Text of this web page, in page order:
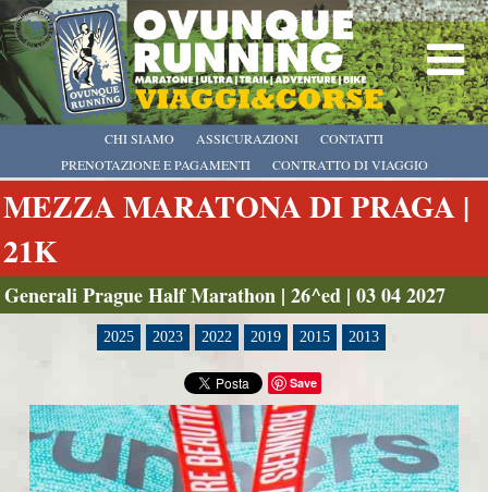
CHI SIAMO
PRENOTAZIONE E PAGAMENTI
CONTRATTO DI VIAGGIO
ASSICURAZIONI CONTATTI
MEZZA MARATONA DI PRAGA |
21K
Generali Prague Half Marathon | 26^ed | 03 04 2027
2025 2023 2022 2019 2015 2013
Save